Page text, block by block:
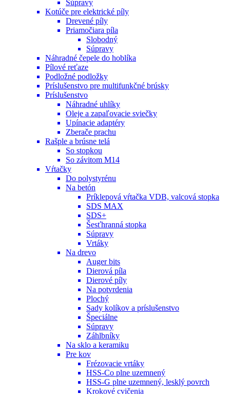
Súpravy
Kotúče pre elektrické píly
Drevené píly
Priamočiara píla
Slobodný
Súpravy
Náhradné čepele do hoblíka
Pílové reťaze
Podložné podložky
Príslušenstvo pre multifunkčné brúsky
Príslušenstvo
Náhradné uhlíky
Oleje a zapaľovacie sviečky
Upínacie adaptéry
Zberače prachu
Rašple a brúsne telá
So stopkou
So závitom M14
Vŕtačky
Do polystyrénu
Na betón
Príklepová vŕtačka VDB, valcová stopka
SDS MAX
SDS+
Šesťhranná stopka
Súpravy
Vrtáky
Na drevo
Auger bits
Dierová píla
Dierové píly
Na potvrdenia
Plochý
Sady kolíkov a príslušenstvo
Špeciálne
Súpravy
Záhlbníky
Na sklo a keramiku
Pre kov
Frézovacie vrtáky
HSS-Co plne uzemnený
HSS-G plne uzemnený, lesklý povrch
Krokové cvičenia